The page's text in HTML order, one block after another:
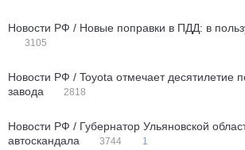
Новости РФ / Новые поправки в ПДД: в
3105
Новости РФ / Toyota отмечает десятилетие
завода
2818
Новости РФ / Губернатор Ульяновской
автоскандала
3744 1